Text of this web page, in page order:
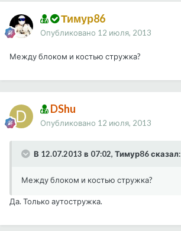
Тимур86
Опубликовано 12 июля, 2013
Между блоком и костью стружка?
DShu
Опубликовано 12 июля, 2013
В 12.07.2013 в 07:02, Тимур86 сказал:
Между блоком и костью стружка?
Да. Только аутостружка.